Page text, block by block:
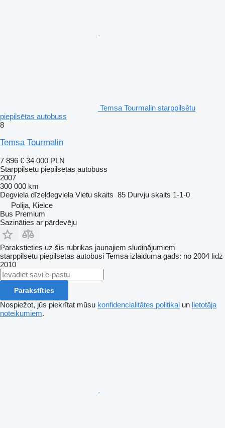
Temsa Tourmalin starppilsētu
piepilsētas autobuss
8
Temsa Tourmalin
7 896 € 34 000 PLN
Starppilsētu piepilsētas autobuss
2007
300 000 km
Degviela dīzeļdegviela Vietu skaits 85 Durvju skaits 1-1-0
Polija, Kielce
Bus Premium
Sazināties ar pārdevēju
Parakstieties uz šis rubrikas jaunajiem sludinājumiem
starppilsētu piepilsētas autobusi Temsa izlaiduma gads: no 2004 līdz
2010
Parakstīties
Nospiežot, jūs piekrītat mūsu konfidencialitātes politikai un lietotāja
noteikumiem.